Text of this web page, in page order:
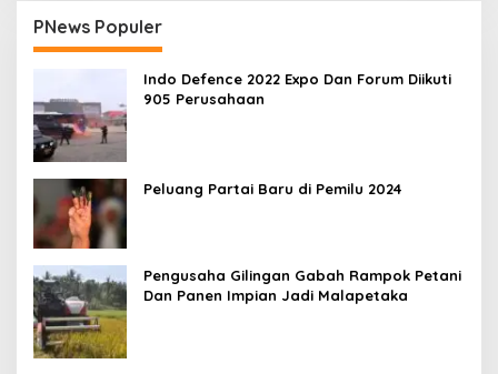
PNews Populer
Indo Defence 2022 Expo Dan Forum Diikuti
905 Perusahaan
Peluang Partai Baru di Pemilu 2024
Pengusaha Gilingan Gabah Rampok Petani
Dan Panen Impian Jadi Malapetaka